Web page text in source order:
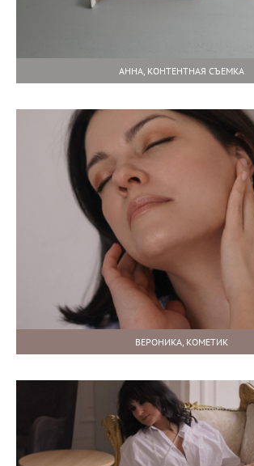
АННА, КОНТЕНТНАЯ СЪЕМКА
ВЕРОНИКА, КОМЕТИК